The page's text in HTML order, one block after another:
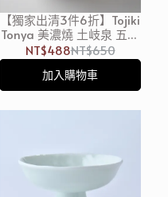
【獨家出清3件6折】Tojiki
Tonya 美濃燒 土岐泉 五彩
碗 10.3cm 玫瑰色
NT$488NT$650
加入購物車